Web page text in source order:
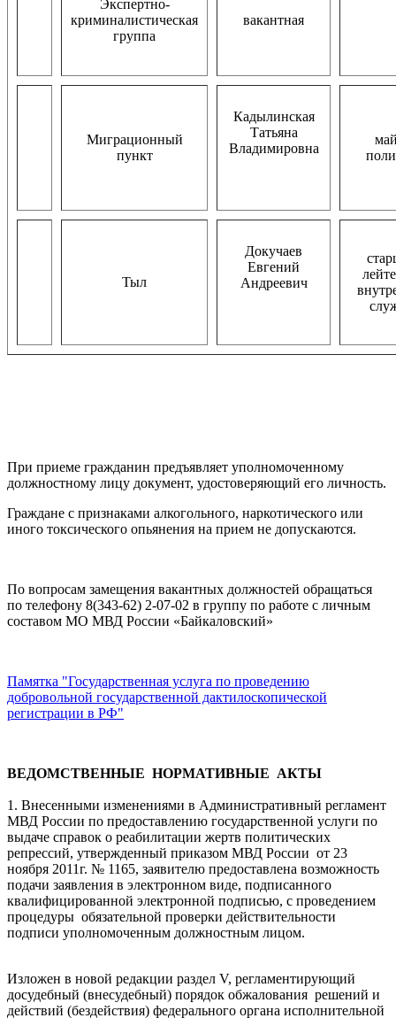
Экспертно-
криминалистическая
группа
вакантная
Миграционный
пункт
Кадылинская
Татьяна
Владимировна
Тыл
Докучаев
Евгений
Андреевич
При приеме гражданин предъявляет уполномоченному
должностному лицу документ, удостоверяющий его личность.
Граждане с признаками алкогольного, наркотического или
иного токсического опьянения на прием не допускаются.
По вопросам замещения вакантных должностей обращаться
по телефону 8(343-62) 2-07-02 в группу по работе с личным
составом МО МВД России «Байкаловский»
Памятка "Государственная услуга по проведению
добровольной государственной дактилоскопической
регистрации в РФ"
ВЕДОМСТВЕННЫЕ НОРМАТИВНЫЕ АКТЫ
1. Внесенными изменениями в Административный регламент
МВД России по предоставлению государственной услуги по
выдаче справок о реабилитации жертв политических
репрессий, утвержденный приказом МВД России от 23
ноября 2011г. № 1165, заявителю предоставлена возможность
подачи заявления в электронном виде, подписанного
квалифицированной электронной подписью, с проведением
процедуры обязательной проверки действительности
подписи уполномоченным должностным лицом.
Изложен в новой редакции раздел V, регламентирующий
досудебный (внесудебный) порядок обжалования решений и
действий (бездействия) федерального органа исполнительной